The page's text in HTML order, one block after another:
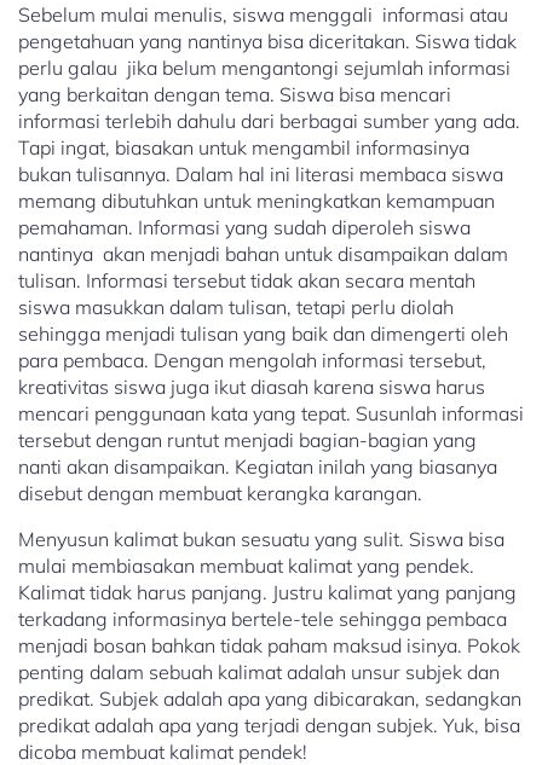
Sebelum mulai menulis, siswa menggali informasi atau
pengetahuan yang nantinya bisa diceritakan. Siswa tidak
perlu galau jika belum mengantongi sejumlah informasi
yang berkaitan dengan tema. Siswa bisa mencari
informasi terlebih dahulu dari berbagai sumber yang ada.
Tapi ingat, biasakan untuk mengambil informasinya
bukan tulisannya. Dalam hal ini literasi membaca siswa
memang dibutuhkan untuk meningkatkan kemampuan
pemahaman. Informasi yang sudah diperoleh siswa
nantinya akan menjadi bahan untuk disampaikan dalam
tulisan. Informasi tersebut tidak akan secara mentah
siswa masukkan dalam tulisan, tetapi perlu diolah
sehingga menjadi tulisan yang baik dan dimengerti oleh
para pembaca. Dengan mengolah informasi tersebut,
kreativitas siswa juga ikut diasah karena siswa harus
mencari penggunaan kata yang tepat. Susunlah informasi
tersebut dengan runtut menjadi bagian-bagian yang
nanti akan disampaikan. Kegiatan inilah yang biasanya
disebut dengan membuat kerangka karangan.
Menyusun kalimat bukan sesuatu yang sulit. Siswa bisa
mulai membiasakan membuat kalimat yang pendek.
Kalimat tidak harus panjang. Justru kalimat yang panjang
terkadang informasinya bertele-tele sehingga pembaca
menjadi bosan bahkan tidak paham maksud isinya. Pokok
penting dalam sebuah kalimat adalah unsur subjek dan
predikat. Subjek adalah apa yang dibicarakan, sedangkan
predikat adalah apa yang terjadi dengan subjek. Yuk, bisa
dicoba membuat kalimat pendek!